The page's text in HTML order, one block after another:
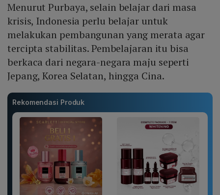
Menurut Purbaya, selain belajar dari masa
krisis, Indonesia perlu belajar untuk
melakukan pembangunan yang merata agar
tercipta stabilitas. Pembelajaran itu bisa
berkaca dari negara-negara maju seperti
Jepang, Korea Selatan, hingga Cina.
Rekomendasi Produk